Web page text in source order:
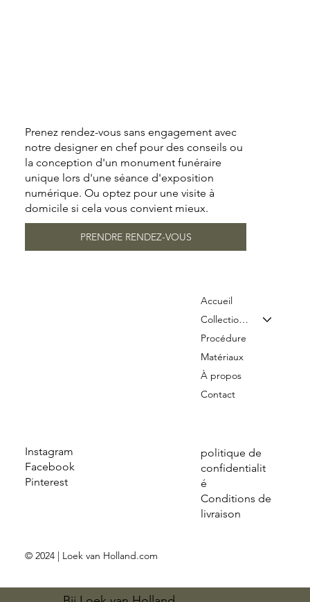
Instagram
Facebook
Pinterest
politique de
confidentialit
é
Conditions de
livraison
Accueil
Collection & Tarifs
Procédure
Matériaux
À propos
Contact
© 2024 | Loek van Holland.com
Prenez rendez-vous sans engagement avec
notre designer en chef pour des conseils ou
la conception d'un monument funéraire
unique lors d'une séance d'exposition
numérique. Ou optez pour une visite à
domicile si cela vous convient mieux.
PRENDRE RENDEZ-VOUS